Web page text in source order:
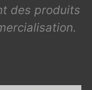
des produits